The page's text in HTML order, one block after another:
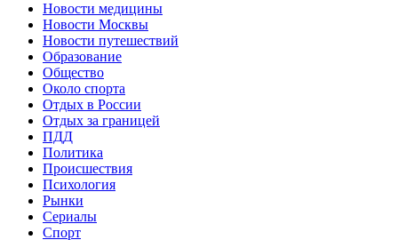
Новости медицины
Новости Москвы
Новости путешествий
Образование
Общество
Около спорта
Отдых в России
Отдых за границей
ПДД
Политика
Происшествия
Психология
Рынки
Сериалы
Спорт